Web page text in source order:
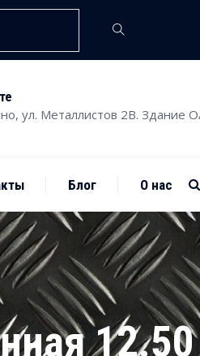
ул. Металлистов 2В. Здание
Блог О нас